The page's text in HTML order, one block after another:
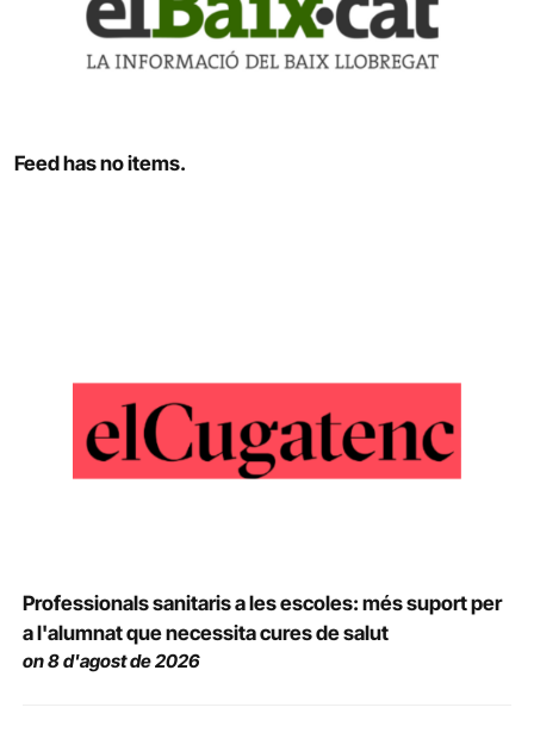
Feed has no items.
Professionals sanitaris a les escoles: més suport per
a l'alumnat que necessita cures de salut
on 8 d'agost de 2026